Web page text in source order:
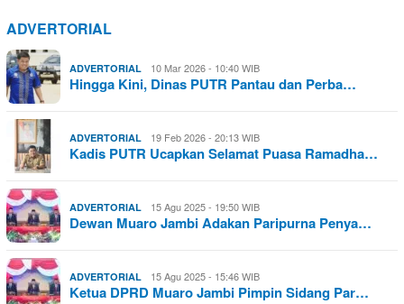
ADVERTORIAL
ADVERTORIAL 10 Mar 2026 - 10:40 WIB
Hingga Kini, Dinas PUTR Pantau dan Perba…
ADVERTORIAL 19 Feb 2026 - 20:13 WIB
Kadis PUTR Ucapkan Selamat Puasa Ramadha…
ADVERTORIAL 15 Agu 2025 - 19:50 WIB
Dewan Muaro Jambi Adakan Paripurna Penya…
ADVERTORIAL 15 Agu 2025 - 15:46 WIB
Ketua DPRD Muaro Jambi Pimpin Sidang Par…